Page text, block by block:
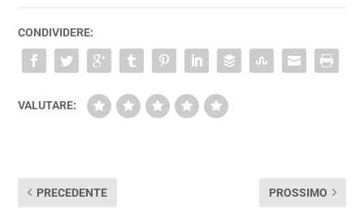
CONDIVIDERE:
VALUTARE:
PRECEDENTE PROSSIMO